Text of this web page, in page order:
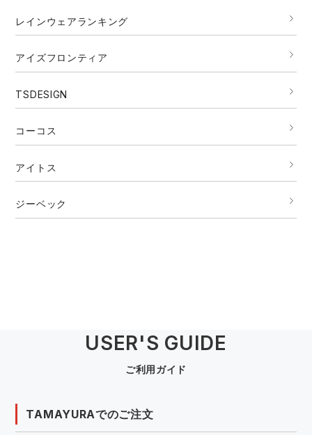
レインウェアランキング
アイズフロンティア
TSDESIGN
コーコス
アイトス
ジーベック
USER'S GUIDE
ご利用ガイド
TAMAYURAでのご注文